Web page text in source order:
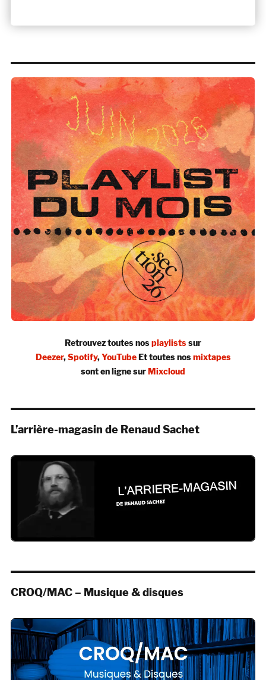
Retrouvez toutes nosplaylistssur
Deezer,Spotify,YouTubeEt toutes nosmixtapes
sont en ligne surMixcloud
L’arrière-magasin de Renaud Sachet
CROQ/MAC – Musique & disques